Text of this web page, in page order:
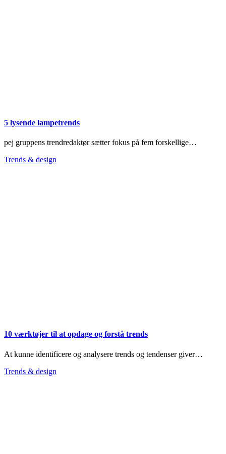
5 lysende lampetrends
pej gruppens trendredaktør sætter fokus på fem forskellige…
Trends & design
10 værktøjer til at opdage og forstå trends
At kunne identificere og analysere trends og tendenser giver…
Trends & design